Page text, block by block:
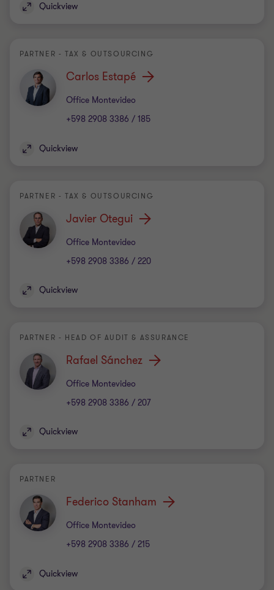
Quickview
PARTNER - TAX & OUTSOURCING
Carlos Estapé
Office Montevideo
Office
+598 2908 3386 / 185
Quickview
PARTNER - TAX & OUTSOURCING
Javier Otegui
Office Montevideo
Office
+598 2908 3386 / 220
Quickview
PARTNER - HEAD OF AUDIT & ASSURANCE
Rafael Sánchez
Office Montevideo
Office
+598 2908 3386 / 207
Quickview
PARTNER
Federico Stanham
Office Montevideo
Office
+598 2908 3386 / 215
Quickview